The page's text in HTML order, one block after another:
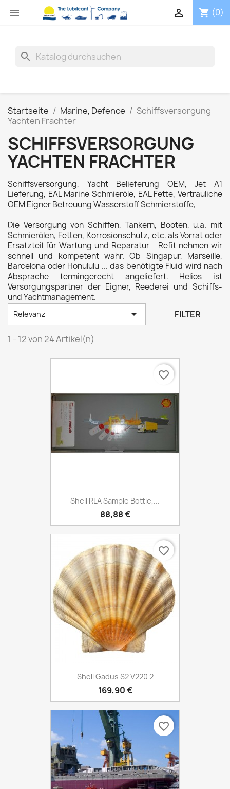
 shopping_cart (0)

search
Startseite Marine, Defence
Schiffsversorgung
Yachten Frachter
SCHIFFSVERSORGUNG
YACHTEN FRACHTER
Schiffsversorgung, Yacht Belieferung OEM, Jet A1
Lieferung, EAL Marine Schmieröle, EAL Fette, Vertrauliche
OEM Eigner Betreuung Wasserstoff Schmierstoffe,
Die Versorgung von Schiffen, Tankern, Booten, u.a. mit
Schmierölen, Fetten, Korrosionschutz, etc. als Vorrat oder
Ersatzteil für Wartung und Reparatur - Refit nehmen wir
schnell und kompetent wahr. Ob Singapur, Marseille,
Barcelona oder Honululu ... das benötigte Fluid wird nach
Absprache termingerecht angeliefert. Helios ist
Versorgungspartner der Eigner, Reederei und Schiffs-
und Yachtmanagement.
Relevanz  FILTER
1 - 12 von 24 Artikel(n)
Shell RLA Sample Bottle,...
88,88 €
favorite_border
Shell Gadus S2 V220 2
169,90 €
favorite_border
favorite_border